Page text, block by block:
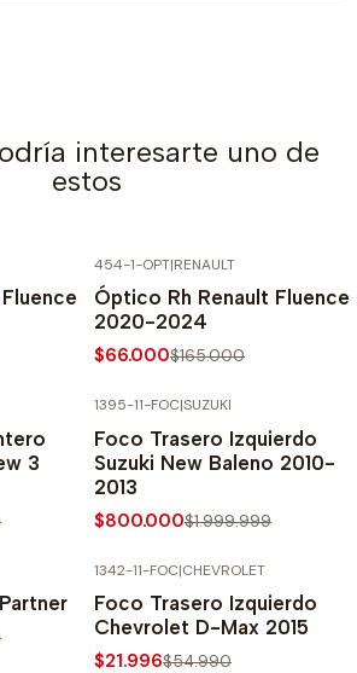
interesarte uno de
estos
454-1-OPT|RENAULT
Óptico Rh Renault Fluence
2020-2024
$66.000$165.000
3
1395-11-FOC|SUZUKI
Foco Trasero Izquierdo
Suzuki New Baleno 2010-
2013
$800.000$1.999.999
1342-11-FOC|CHEVROLET
Foco Trasero Izquierdo
Chevrolet D-Max 2015
$21.996$54.990